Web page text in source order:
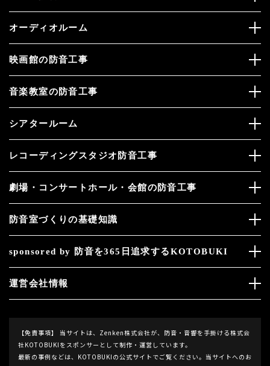
オーディオルーム
映画館の防音工事
音楽教室の防音工事
シアタールーム
レコーディングスタジオ防音工事
劇場・コンサートホール・会館の防音工事
防音室づくりの基礎知識
sponsored by 防音を365日追求するKOTOBUKI
運営会社情報
【免責事項】
当サイトは、Zenken株式会社が、防音・音響を手掛ける株式会
社KOTOBUKIをスポンサーとして制作・運営しています。
最新の事例などは、KOTOBUKIの公式サイトでご覧ください。当サイトへのお